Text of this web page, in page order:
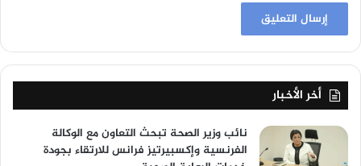
أخر الأخبار
نائب وزير الصحة تبحث التعاون مع الوكالة
الفرنسية وإكسبيرتيز فرانس للارتقاء بجودة